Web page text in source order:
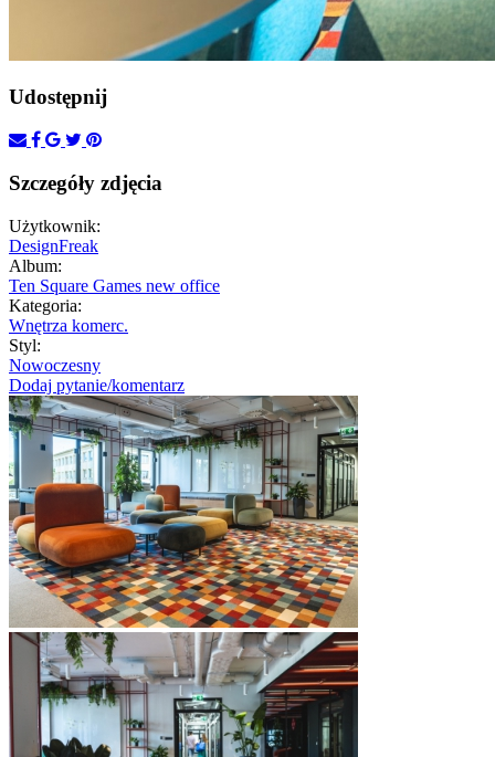
Udostępnij
Szczegóły zdjęcia
Użytkownik:
DesignFreak
Album:
Ten Square Games new office
Kategoria:
Wnętrza komerc.
Styl:
Nowoczesny
Dodaj pytanie/komentarz